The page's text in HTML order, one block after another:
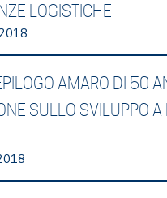
LOGISTICHE
AMARO DI 50
SULLO SVILUPPO A